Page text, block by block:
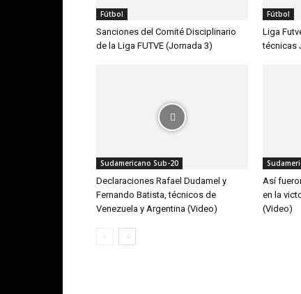
Fútbol
Sanciones del Comité Disciplinario
de la Liga FUTVE (Jornada 3)
Fútbol
Liga
técnicas
Sudamericano Sub-20
Declaraciones Rafael Dudamel y
Fernando Batista, técnicos de
Venezuela y Argentina (Video)
Así
en la
(Video)